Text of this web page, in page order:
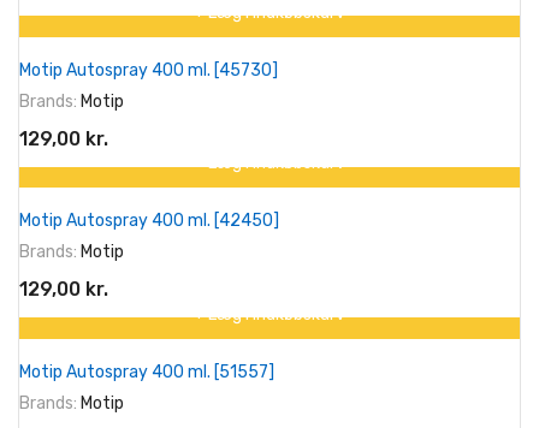
På tilbud!
+ Læg I Indkøbskurv
Motip Autospray 400 ml. [45730]
Brands: Motip
129,00 kr.
På tilbud!
+ Læg I Indkøbskurv
Motip Autospray 400 ml. [42450]
Brands: Motip
129,00 kr.
På tilbud!
+ Læg I Indkøbskurv
Motip Autospray 400 ml. [51557]
Brands: Motip